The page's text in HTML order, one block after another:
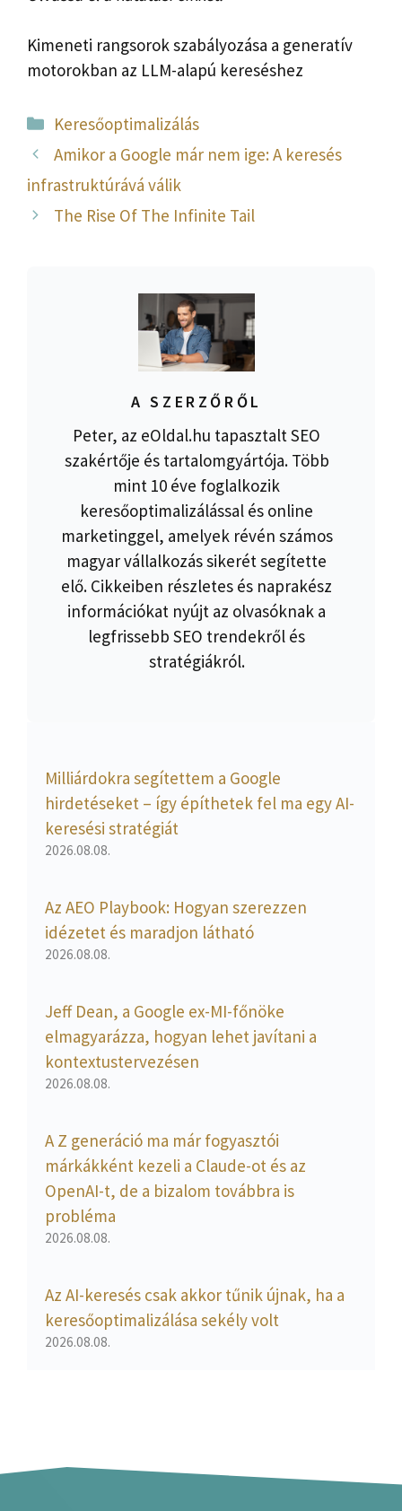
Kimeneti rangsorok szabályozása a generatív
motorokban az LLM-alapú kereséshez
Kategória
Keresőoptimalizálás
Amikor a Google már nem ige: A keresés
infrastruktúrává válik
The Rise Of The Infinite Tail
A SZERZŐRŐL
Peter, az eOldal.hu tapasztalt SEO
szakértője és tartalomgyártója. Több
mint 10 éve foglalkozik
keresőoptimalizálással és online
marketinggel, amelyek révén számos
magyar vállalkozás sikerét segítette
elő. Cikkeiben részletes és naprakész
információkat nyújt az olvasóknak a
legfrissebb SEO trendekről és
stratégiákról.
Milliárdokra segítettem a Google
hirdetéseket – így építhetek fel ma egy AI-
keresési stratégiát
2026.08.08.
Az AEO Playbook: Hogyan szerezzen
idézetet és maradjon látható
2026.08.08.
Jeff Dean, a Google ex-MI-főnöke
elmagyarázza, hogyan lehet javítani a
kontextustervezésen
2026.08.08.
A Z generáció ma már fogyasztói
márkákként kezeli a Claude-ot és az
OpenAI-t, de a bizalom továbbra is
probléma
2026.08.08.
Az AI-keresés csak akkor tűnik újnak, ha a
keresőoptimalizálása sekély volt
2026.08.08.